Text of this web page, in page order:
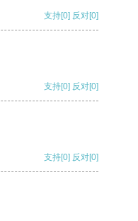
支持[0] 反对[0]
支持[0] 反对[0]
支持[0] 反对[0]